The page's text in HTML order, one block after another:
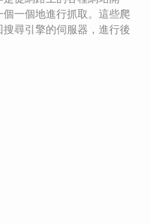
一個地進行抓取。這些爬
尋引擎的伺服器，進行後